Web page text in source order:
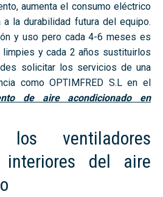
aumenta el consumo eléctrico
la durabilidad futura del equipo.
y uso pero cada 4-6 meses es
y cada 2 años sustituirlos
solicitar los servicios de una
como OPTIMFRED S.L en el
de aire acondicionado en
ventiladores
interiores del aire